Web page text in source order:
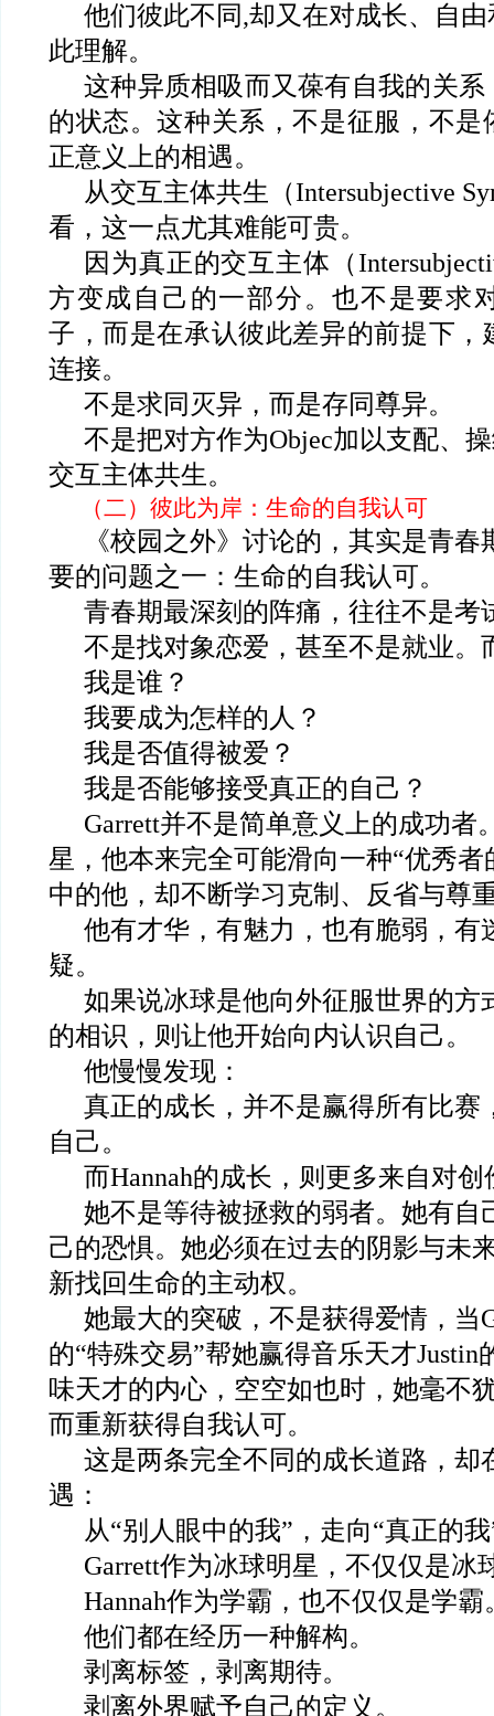
他们彼此不同,却又在对成长、自
此理解。
这种异质相吸而又葆有自我的关
的状态。这种关系，不是征服，不是
正意义上的相遇。
从交互主体共生（Intersubjective
看，这一点尤其难能可贵。
因为真正的交互主体（
方变成自己的一部分。也不是要求
子，而是在承认彼此差异的前提下，
连接。
不是求同灭异，而是存同尊异。
不是把对方作为Objec加以支配、
交互主体共生。
（二）彼此为岸：生命的自我认可
《校园之外》讨论的，其实是青
要的问题之一：生命的自我认可。
青春期最深刻的阵痛，往往不是考
不是找对象恋爱，甚至不是就业。
我是谁？
我要成为怎样的人？
我是否值得被爱？
我是否能够接受真正的自己？
Garrett并不是简单意义上的成功者
星，他本来完全可能滑向一种“优秀者
中的他，却不断学习克制、反省与尊
他有才华，有魅力，也有脆弱，有
疑。
如果说冰球是他向外征服世界的方
的相识，则让他开始向内认识自己。
他慢慢发现：
真正的成长，并不是赢得所有比赛
自己。
而Hannah的成长，则更多来自对
她不是等待被拯救的弱者。她有自
己的恐惧。她必须在过去的阴影与未
新找回生命的主动权。
她最大的突破，不是获得爱情，当
的“特殊交易”帮她赢得音乐天才Justin
味天才的内心，空空如也时，她毫不
而重新获得自我认可。
这是两条完全不同的成长道路，却
遇：
从“别人眼中的我”，走向“真正的
Garrett作为冰球明星，不仅仅是冰
Hannah作为学霸，也不仅仅是学霸
他们都在经历一种解构。
剥离标签，剥离期待。
剥离外界赋予自己的定义。